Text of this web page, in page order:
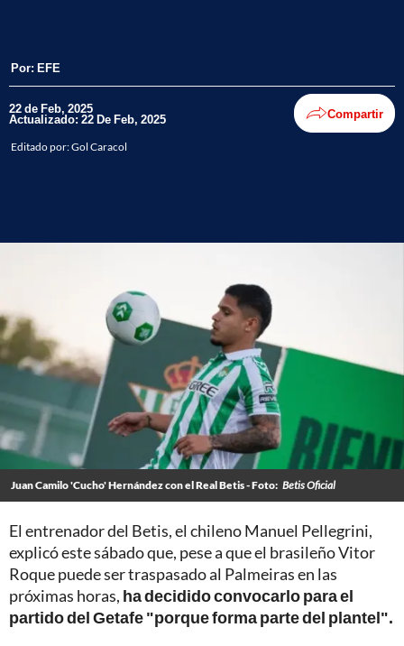
Por: EFE
22 de Feb, 2025
Actualizado: 22 De Feb, 2025 Compartir
Editado por:Gol Caracol
Juan Camilo 'Cucho' Hernández con el Real Betis - Foto: Betis Oficial
El entrenador del Betis, el chileno Manuel Pellegrini,
explicó este sábado que, pese a que el brasileño Vitor
Roque puede ser traspasado al Palmeiras en las
próximas horas, ha decidido convocarlo para el
partido del Getafe "porque forma parte del plantel".